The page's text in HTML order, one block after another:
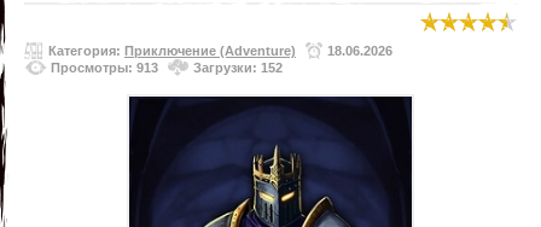
Категория: Приключение (Adventure)
18.06.2026
Просмотры: 913
Загрузки: 152